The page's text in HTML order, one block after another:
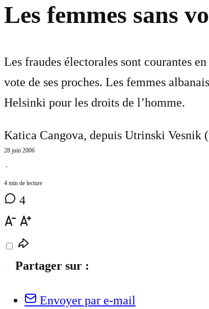
Les femmes sans
Les fraudes électorales sont courantes
vote de ses proches. Les femmes
Helsinki pour les droits de l’homme.
Katica Cangova, depuis Utrinski Vesnik
28 juin 2006
⋅
4 min de lecture
4
Partager sur :
Envoyer par e-mail